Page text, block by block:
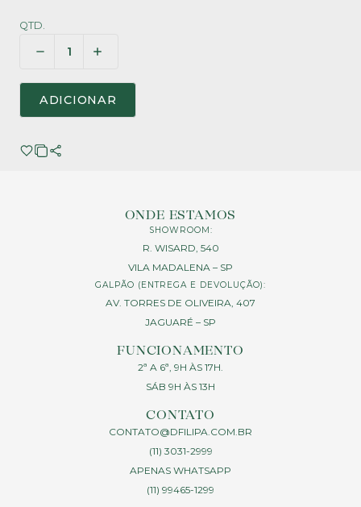
QTD.
ADICIONAR
ONDE ESTAMOS
SHOWROOM:
R. WISARD, 540
VILA MADALENA – SP
GALPÃO (ENTREGA E DEVOLUÇÃO):
AV. TORRES DE OLIVEIRA, 407
JAGUARÉ – SP
FUNCIONAMENTO
2ª A 6ª, 9H ÀS 17H.
SÁB 9H ÀS 13H
CONTATO
CONTATO@DFILIPA.COM.BR
(11) 3031-2999
APENAS WHATSAPP
(11) 99465-1299